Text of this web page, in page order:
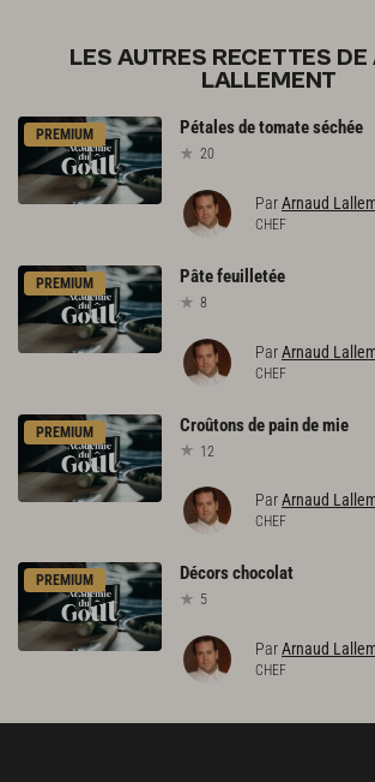
LES AUTRES RECETTES DE
LALLEMENT
PREMIUM Pétalesdetomateséchée
20
ParArnaud
CHEF
PREMIUM Pâtefeuilletée
8
ParArnaud
CHEF
PREMIUM Croûtonsdepaindemie
12
ParArnaud
CHEF
PREMIUM Décorschocolat
5
ParArnaud
CHEF